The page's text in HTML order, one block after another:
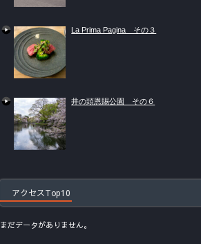
La Prima Pagina その３
井の頭恩賜公園 その６
アクセスTop10
まだデータがありません。